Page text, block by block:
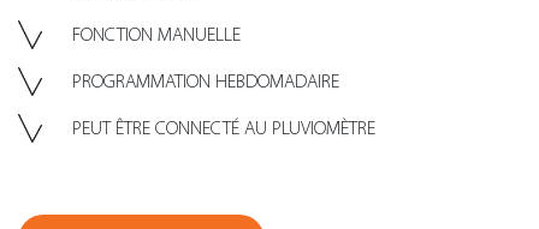
FONCTION MANUELLE
PROGRAMMATION HEBDOMADAIRE
PEUT ÊTRE CONNECTÉ AU PLUVIOMÈTRE